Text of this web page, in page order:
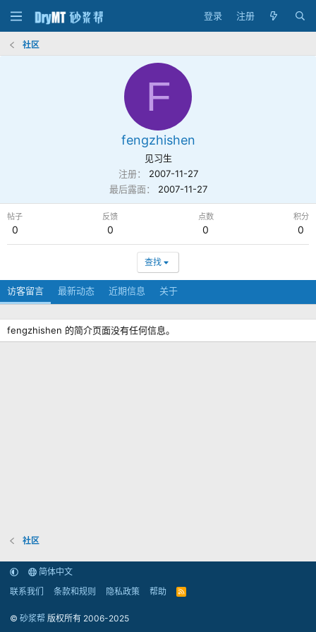
登录 注册
社区
F
fengzhishen
见习生
注册
2007-11-27
最后露面
2007-11-27
帖子
0
反馈
0
点数
0
积分
0
查找
访客留言 最新动态 近期信息 关于
fengzhishen 的简介页面没有任何信息。
社区
简体中文
联系我们
条款和规则 隐私政策 帮助
R
© 砂浆帮 版权所有 2006-2025